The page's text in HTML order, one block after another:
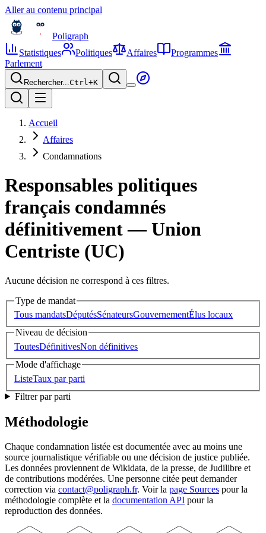
Aller au contenu principal
Poligraph
Statistiques
Politiques Affaires
Programmes
Parlement
Rechercher...Ctrl+K
Accueil
Affaires
Condamnations
Responsables politiques
français condamnés
définitivement — Union
Centriste (UC)
Aucune décision ne correspond à ces filtres.
Type de mandat
Tous mandatsDéputésSénateursGouvernementÉlus locaux
Niveau de décision
ToutesDéfinitivesNon définitives
Mode d'affichage
ListeTaux par parti
Filtrer par parti
Méthodologie
Chaque condamnation listée est documentée avec au moins une
source journalistique vérifiable ou une décision de justice publiée.
Les données proviennent de Wikidata, de la presse, de Judilibre et
de contributions modérées. Une personne citée peut demander
correction via contact@poligraph.fr. Voir la page Sources pour la
méthodologie complète et la documentation API pour la
reproduction des données.